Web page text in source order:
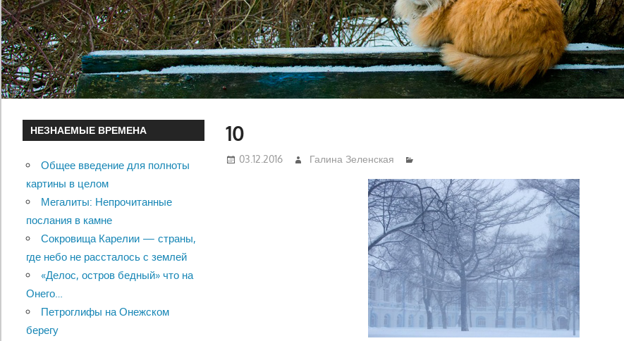
10
03.12.2016 Галина Зеленская
НЕЗНАЕМЫЕ ВРЕМЕНА
Общее введение для полноты
картины в целом
Мегалиты: Непрочитанные
послания в камне
Сокровища Карелии — страны,
где небо не рассталось с землей
«Делос, остров бедный» что на
Онего…
Петроглифы на Онежском
берегу